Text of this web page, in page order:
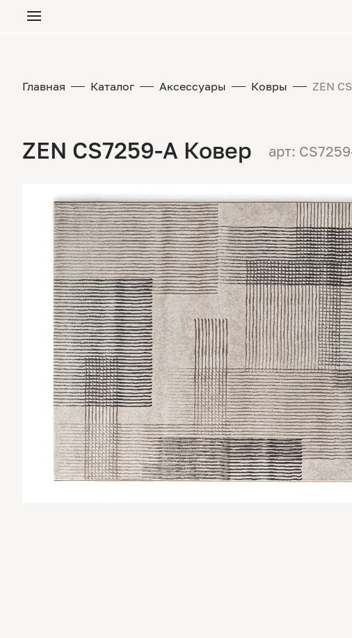
Главная Каталог Аксессуары Ковры ZEN
ZEN CS7259-A Ковер арт: